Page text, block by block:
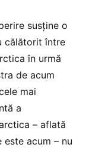
susţine o
călătorit între
în urmă
de acum
mai
a
– aflată
acum – nu